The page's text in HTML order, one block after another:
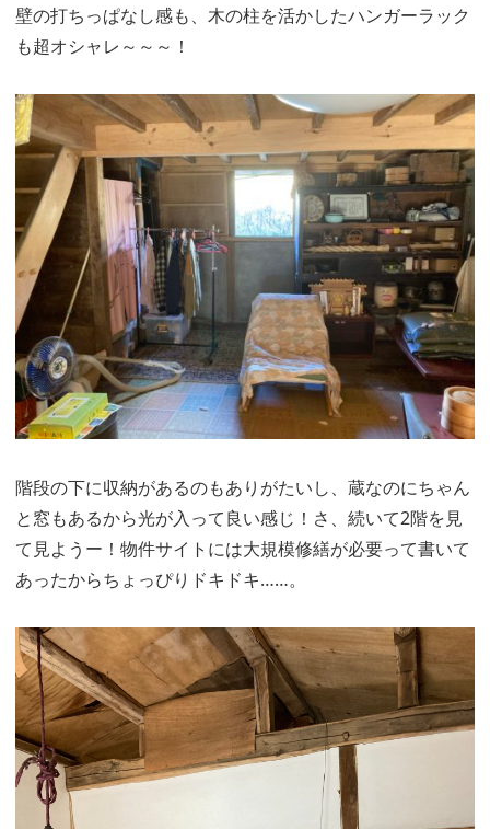
壁の打ちっぱなし感も、木の柱を活かしたハンガーラック
も超オシャレ～～～！
階段の下に収納があるのもありがたいし、蔵なのにちゃん
と窓もあるから光が入って良い感じ！さ、続いて2階を見
て見ようー！物件サイトには大規模修繕が必要って書いて
あったからちょっぴりドキドキ……。